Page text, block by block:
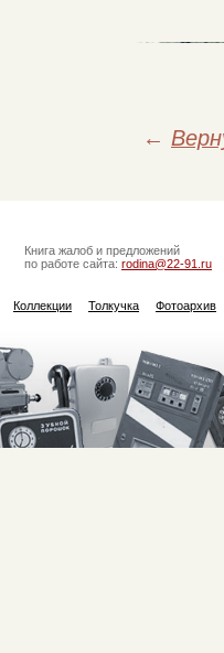
←
Книга жалоб и предложений
по работе сайта: rodina@22-91.ru
Коллекции Толкучка Фотоархив